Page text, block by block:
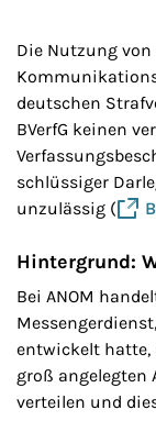
Die Nutzung von
deutschen
BVerfG keinen
schlüssiger
unzulässig (
Hintergrund:
Bei ANOM
entwickelt hatte,
groß angelegten
verteilen und